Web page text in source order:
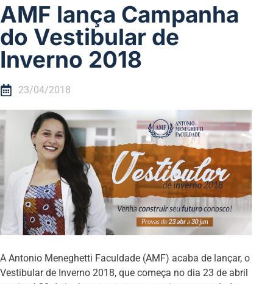
AMF lança Campanha
do Vestibular de
Inverno 2018
23/04/2018
A Antonio Meneghetti Faculdade (AMF) acaba de lançar, o
Vestibular de Inverno 2018, que começa no dia 23 de abril